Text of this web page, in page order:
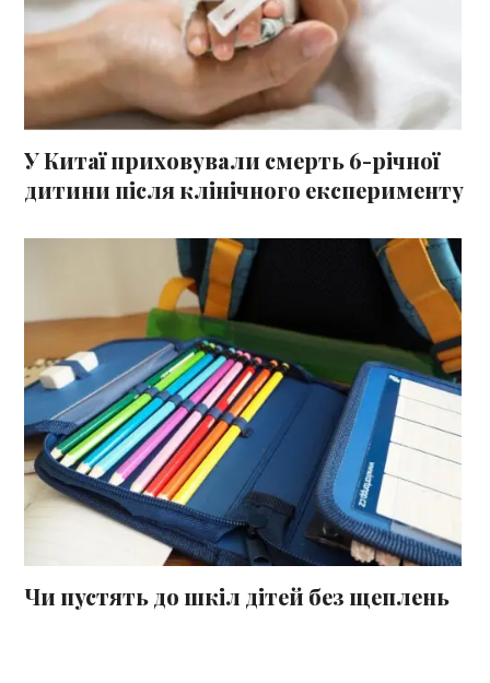
У Китаї приховували смерть 6-річної
дитини після клінічного експерименту
Чи пустять до шкіл дітей без щеплень